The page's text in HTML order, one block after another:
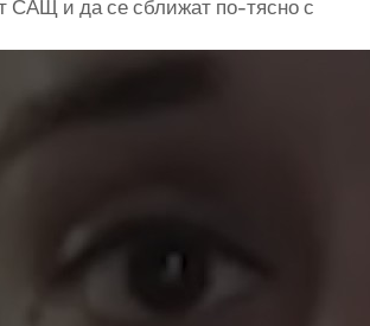
САЩ и да се сближат по-тясно с